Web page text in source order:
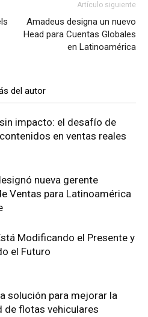
Artículo siguiente
Amadeus designa un nuevo
Head para Cuentas Globales
en Latinoamérica
del autor
impacto: el desafío de
en ventas reales
nueva gerente
Ventas para Latinoamérica
Modificando el Presente y
el Futuro
solución para mejorar la
de flotas vehiculares